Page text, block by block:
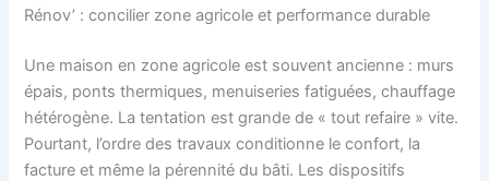
Rénov’ : concilier zone agricole et performance durable
Une maison en zone agricole est souvent ancienne : murs
épais, ponts thermiques, menuiseries fatiguées, chauffage
hétérogène. La tentation est grande de « tout refaire » vite.
Pourtant, l’ordre des travaux conditionne le confort, la
facture et même la pérennité du bâti. Les dispositifs